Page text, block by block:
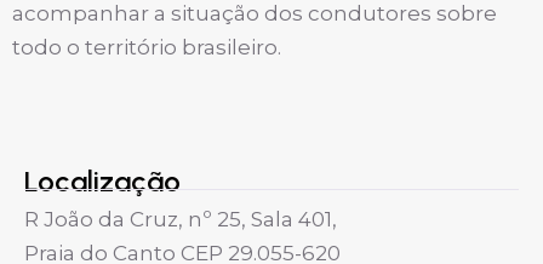
acompanhar a situação dos condutores sobre
todo o território brasileiro.
Localização
R João da Cruz, nº 25, Sala 401,
Praia do Canto CEP 29.055-620